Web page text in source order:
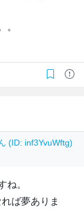
。
(ID: inf3YvuWftg)
ね。
ば夢ありま